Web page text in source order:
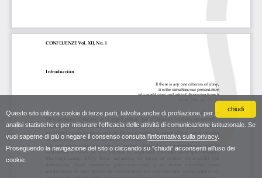
chiudi
Questo sito utilizza cookie di terze parti, talvolta anche di profilazione, per
analisi statistiche e per misurare l'efficacia delle attività di comunicazione istituzionale. Se
vuoi saperne di più o negare il consenso consulta l'informativa sulla privacy.
Proseguendo la navigazione del sito o cliccando su "chiudi" acconsenti all'uso dei
cookie.